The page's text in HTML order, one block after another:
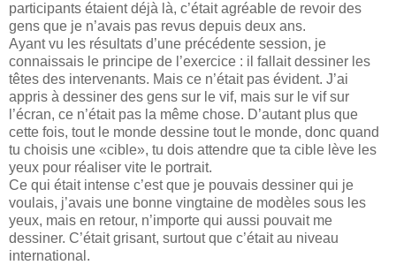
participants étaient déjà là, c’était agréable de revoir des
gens que je n’avais pas revus depuis deux ans.
Ayant vu les résultats d’une précédente session, je
connaissais le principe de l’exercice : il fallait dessiner les
têtes des intervenants. Mais ce n’était pas évident. J’ai
appris à dessiner des gens sur le vif, mais sur le vif sur
l’écran, ce n’était pas la même chose. D’autant plus que
cette fois, tout le monde dessine tout le monde, donc quand
tu choisis une «cible», tu dois attendre que ta cible lève les
yeux pour réaliser vite le portrait.
Ce qui était intense c’est que je pouvais dessiner qui je
voulais, j’avais une bonne vingtaine de modèles sous les
yeux, mais en retour, n’importe qui aussi pouvait me
dessiner. C’était grisant, surtout que c’était au niveau
international.